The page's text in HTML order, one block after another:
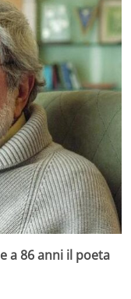
a 86 anni il poeta